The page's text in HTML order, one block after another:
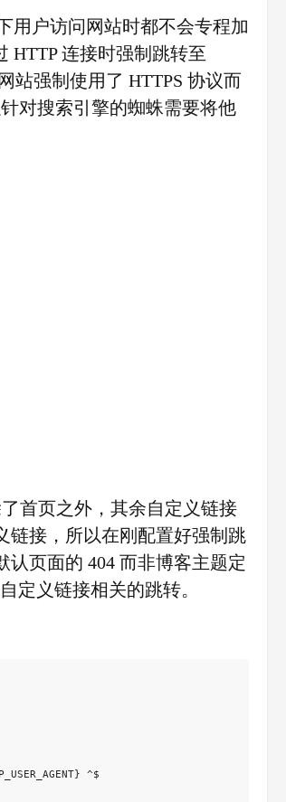
用户访问网站时都不会专程加
HTTP 连接时强制跳转至
站强制使用了 HTTPS 协议而
对搜索引擎的蜘蛛需要将他
首页之外，其余自定义链接
链接，所以在刚配置好强制跳
页面的 404 而非博客主题定
定义链接相关的跳转。
^$